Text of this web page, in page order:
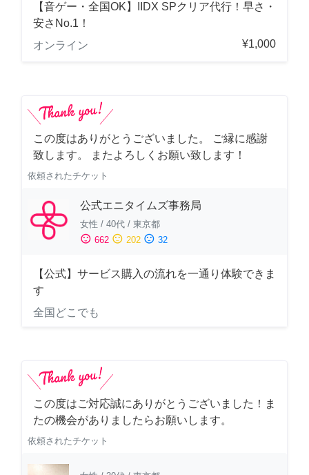
【音ゲー・全国OK】IIDX SPクリア代行！早さ・
安さNo.1！
オンライン
¥1,000
この度はありがとうございました。 ご縁に感謝
致します。 またよろしくお願い致します！
依頼されたチケット
公式エニタイムズ事務局
女性 / 40代 / 東京都
sentiment_satisfied 662 sentiment_neutral 202 sentiment_dissatisfied 32
【公式】サービス購入の流れを一通り体験できま
す
全国どこでも
この度はご対応誠にありがとうございました！ま
たの機会がありましたらお願いします。
依頼されたチケット